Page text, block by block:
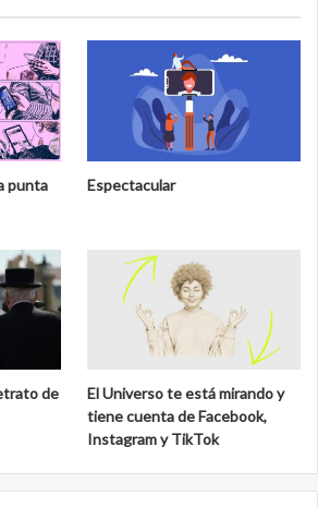
punta
Espectacular
de
El Universo te está mirando y
tiene cuenta de Facebook,
Instagram y TikTok